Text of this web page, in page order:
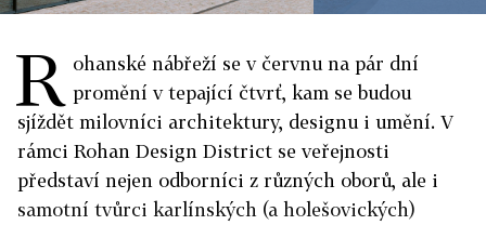
R ohanské nábřeží se v červnu na pár dní
promění v tepající čtvrť, kam se budou
sjíždět milovníci architektury, designu i umění. V
rámci Rohan Design District se veřejnosti
představí nejen odborníci z různých oborů, ale i
samotní tvůrci karlínských (a holešovických)